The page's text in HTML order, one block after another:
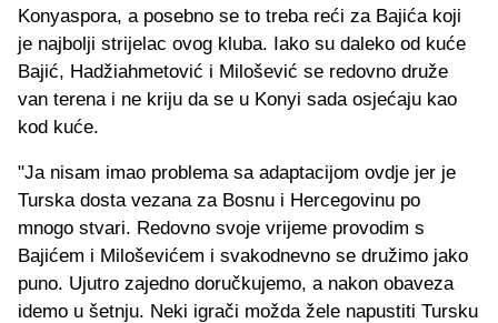
Konyaspora, a posebno se to treba reći za Bajića koji
je najbolji strijelac ovog kluba. Iako su daleko od kuće
Bajić, Hadžiahmetović i Milošević se redovno druže
van terena i ne kriju da se u Konyi sada osjećaju kao
kod kuće.
"Ja nisam imao problema sa adaptacijom ovdje jer je
Turska dosta vezana za Bosnu i Hercegovinu po
mnogo stvari. Redovno svoje vrijeme provodim s
Bajićem i Miloševićem i svakodnevno se družimo jako
puno. Ujutro zajedno doručkujemo, a nakon obaveza
idemo u šetnju. Neki igrači možda žele napustiti Tursku